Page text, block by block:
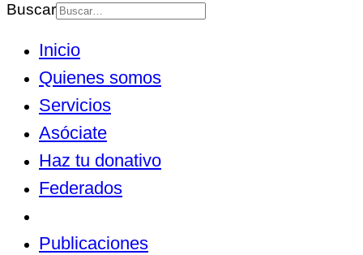
Buscar
Inicio
Quienes somos
Servicios
Asóciate
Haz tu donativo
Federados
Publicaciones